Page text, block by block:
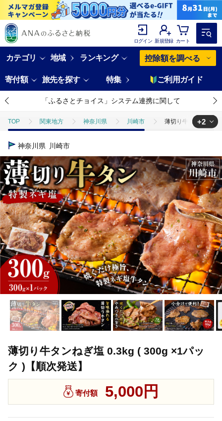
ログイン 新規登録 カート
カテゴリ 地域 ランキング 控除額を調べる
寄付額 旅先を探す 特集 ご利用ガイド
「ふるさとチョイス」システム連携に関して
TOP 関東地方 神奈川県 川崎市 薄切り牛タンねぎ塩
TOP
TOP 肉 牛肉 焼肉(牛肉) 薄切り牛タンねぎ塩 0.3kg (
+2
神奈川県 川崎市
薄切り牛タンねぎ塩 0.3kg ( 300g ×1パッ
ク )【順次発送】
寄付額 5,000円